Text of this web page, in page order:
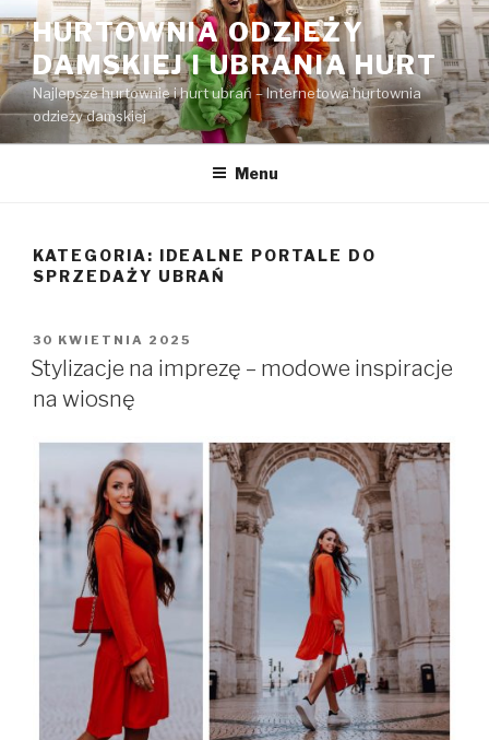
Przejdź
do
treści
HURTOWNIA ODZIEŻY
DAMSKIEJ I UBRANIA HURT
Najlepsze hurtownie i hurt ubrań – Internetowa hurtownia
odzieży damskiej
Menu
KATEGORIA: IDEALNE PORTALE DO
SPRZEDAŻY UBRAŃ
OPUBLIKOWANE
W
30 KWIETNIA 2025
Stylizacje na imprezę – modowe inspiracje
na wiosnę